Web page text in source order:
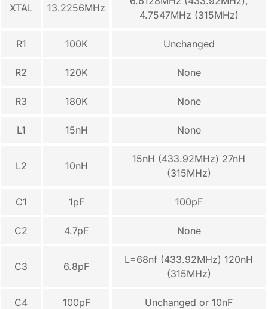
XTAL 13.2256MHz
4.7547MHz (315MHz)
R1 100K Unchanged
R2 120K None
R3 180K None
L1 15nH None
L2 10nH
15nH (433.92MHz) 27nH
(315MHz)
C1 1pF 100pF
C2 4.7pF None
C3 6.8pF
L=68nf (433.92MHz) 120nH
(315MHz)
C4 100pF Unchanged or 10nF